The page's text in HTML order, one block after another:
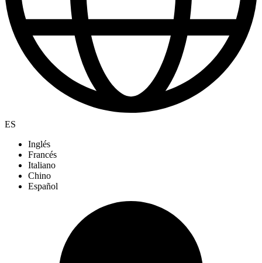
ES
Inglés
Francés
Italiano
Chino
Español